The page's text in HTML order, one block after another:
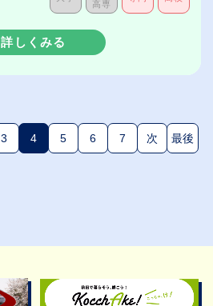
高専
詳しくみる
3 4(現在のページ)
5 6 7 次 最後